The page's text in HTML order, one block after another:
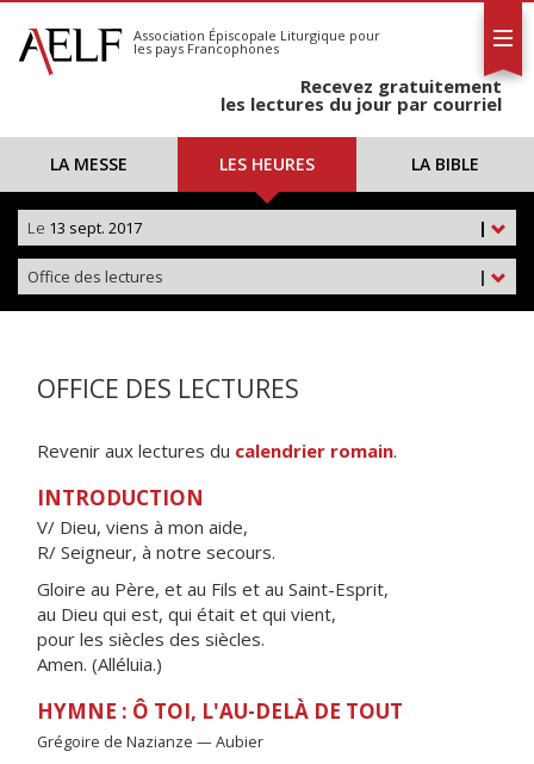
S'abonner
Calendrier
Association Épiscopale Liturgique pour
les pays Francophones
Recevez gratuitement
les lectures du jour par courriel
LA MESSE LES HEURES LA BIBLE
|
Le 13 sept. 2017
|
Office des lectures
OFFICE DES LECTURES
Revenir aux lectures du calendrier romain.
INTRODUCTION
V/ Dieu, viens à mon aide,
R/ Seigneur, à notre secours.
Gloire au Père, et au Fils et au Saint-Esprit,
au Dieu qui est, qui était et qui vient,
pour les siècles des siècles.
Amen. (Alléluia.)
HYMNE : Ô TOI, L'AU-DELÀ DE TOUT
Grégoire de Nazianze — Aubier